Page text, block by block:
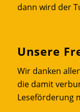
dann wird der
Unsere
Wir danken
die damit
Leseförderung